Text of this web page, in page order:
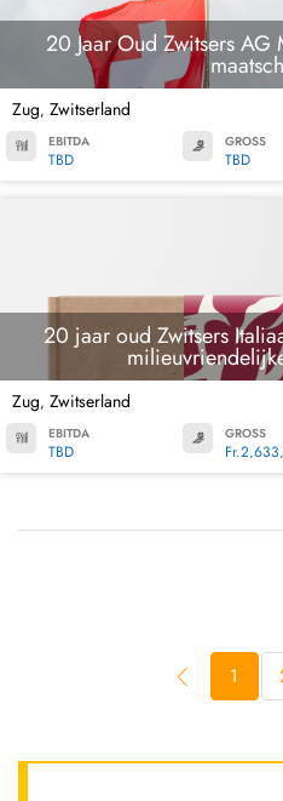
20 Jaar Oud Zwitsers AG
Zug, Zwitserland
EBITDA
TBD
GROSS
TBD
20 jaar oud Zwitsers
Zug, Zwitserland
EBITDA
TBD
GROSS
1